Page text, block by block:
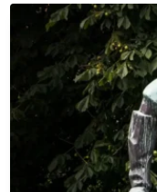
能
障
害
の
あ
る
ト
レ
ー